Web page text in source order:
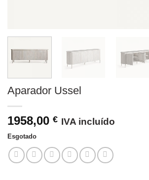
Aparador Ussel
1958,00 € IVA incluído
Esgotado